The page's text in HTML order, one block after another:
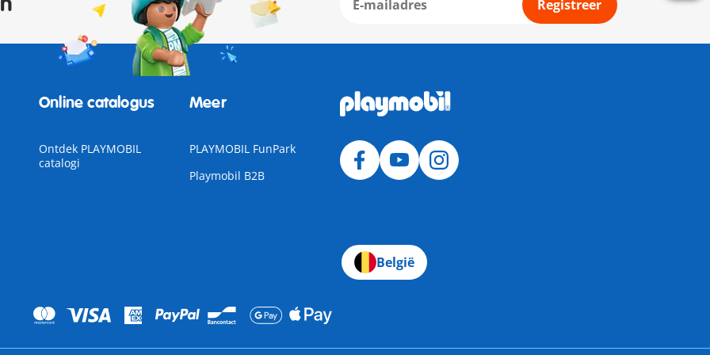
Registreer
Online catalogus
Ontdek PLAYMOBIL
catalogi
Meer
PLAYMOBIL FunPark
Playmobil B2B
België